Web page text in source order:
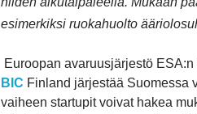
esimerkiksi ruokahuolto
Euroopan avaruusjärjestö
BIC Finland järjestää Suomessa
vaiheen startupit voivat hakea